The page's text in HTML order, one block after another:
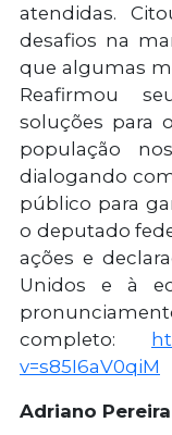
atendidas.
desafios na
que algumas
Reafirmou
soluções para
população
dialogando
público para
o deputado
ações e
Unidos e à
completo:
v=s85I6aV0qiM
Adriano Pereira